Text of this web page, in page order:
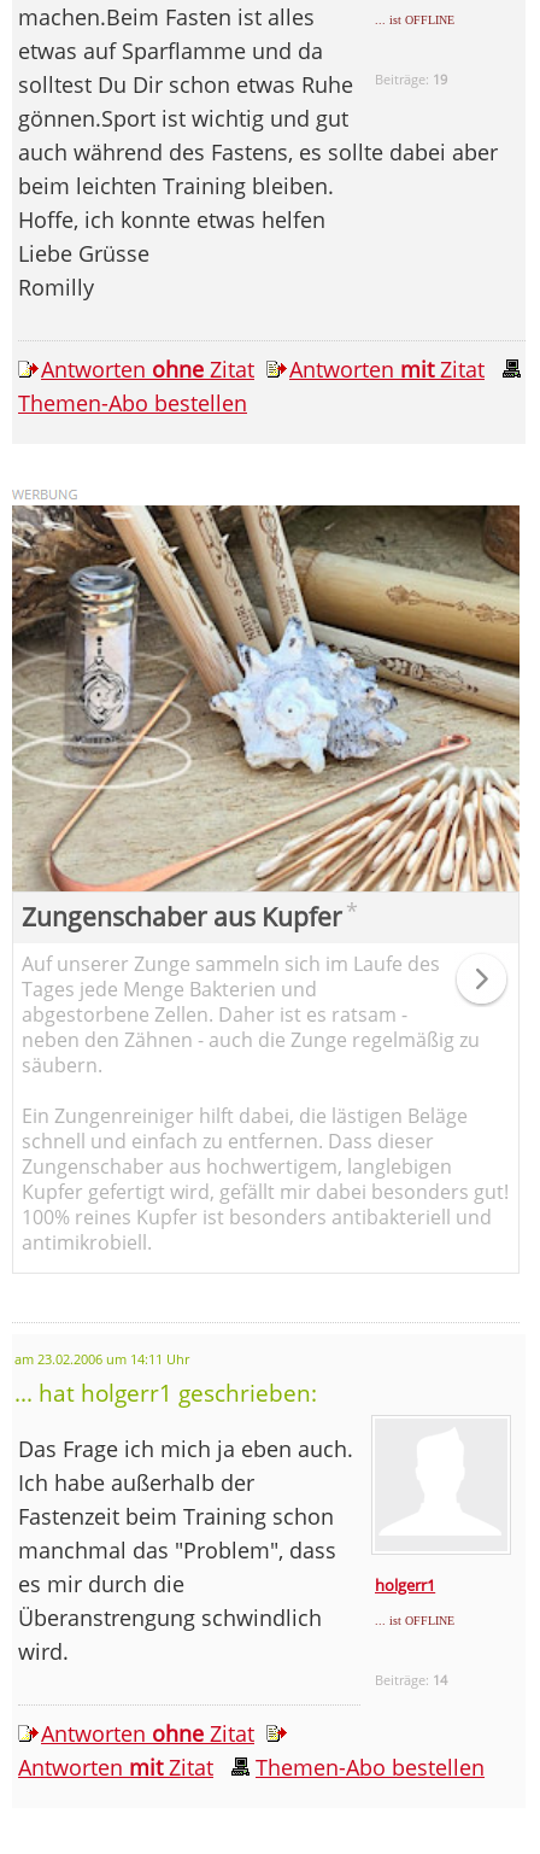
... ist OFFLINE
Beiträge: 19
machen.Beim Fasten ist alles
etwas auf Sparflamme und da
solltest Du Dir schon etwas Ruhe
gönnen.Sport ist wichtig und gut
auch während des Fastens, es sollte dabei aber
beim leichten Training bleiben.
Hoffe, ich konnte etwas helfen
Liebe Grüsse
Romilly
Antworten ohne Zitat Antworten mitZitat
Themen-Abo bestellen
Zungenschaber aus Kupfer*
Auf unserer Zunge sammeln sich im Laufe des
Tages jede Menge Bakterien und
abgestorbene Zellen. Daher ist es ratsam -
neben den Zähnen - auch die Zunge regelmäßig zu
säubern.
Ein Zungenreiniger hilft dabei, die lästigen Beläge
schnell und einfach zu entfernen. Dass dieser
Zungenschaber aus hochwertigem, langlebigen
Kupfer gefertigt wird, gefällt mir dabei besonders gut!
100% reines Kupfer ist besonders antibakteriell und
antimikrobiell.
am 23.02.2006 um 14:11 Uhr
... hat holgerr1 geschrieben:
holgerr1
... ist OFFLINE
Beiträge: 14
Das Frage ich mich ja eben auch.
Ich habe außerhalb der
Fastenzeit beim Training schon
manchmal das "Problem", dass
es mir durch die
Überanstrengung schwindlich
wird.
Antworten ohne Zitat
Antworten mitZitat Themen-Abo bestellen